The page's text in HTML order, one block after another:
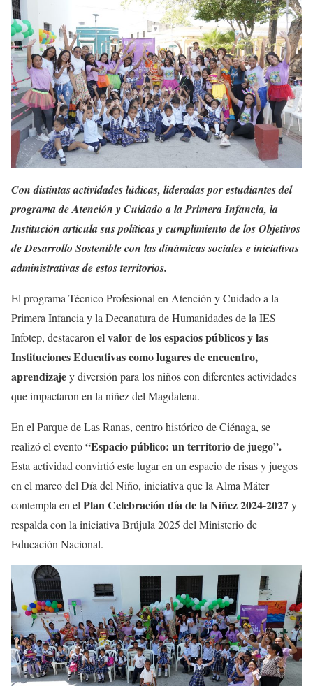
Con distintas actividades lúdicas, lideradas por estudiantes del
programa de Atención y Cuidado a la Primera Infancia, la
Institución articula sus políticas y cumplimiento de los Objetivos
de Desarrollo Sostenible con las dinámicas sociales e iniciativas
administrativas de estos territorios.
El programa Técnico Profesional en Atención y Cuidado a la
Primera Infancia y la Decanatura de Humanidades de la IES
Infotep, destacaron el valor de los espacios públicos y las
Instituciones Educativas como lugares de encuentro,
aprendizajey diversión para los niños con diferentes actividades
que impactaron en la niñez del Magdalena.
En el Parque de Las Ranas, centro histórico de Ciénaga, se
realizó el evento“Espacio público: un territorio de juego”.
Esta actividad convirtió este lugar en un espacio de risas y juegos
en el marco del Día del Niño, iniciativa que la Alma Máter
contempla en el Plan Celebración día de la Niñez 2024-2027y
respalda con la iniciativa Brújula 2025 del Ministerio de
Educación Nacional.